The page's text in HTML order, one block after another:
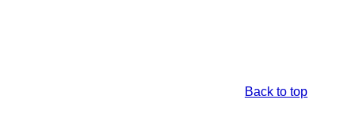
Back to top